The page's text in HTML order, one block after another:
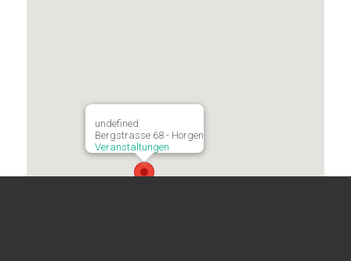
undefined
Bergstrasse 68 - Horgen
Veranstaltungen